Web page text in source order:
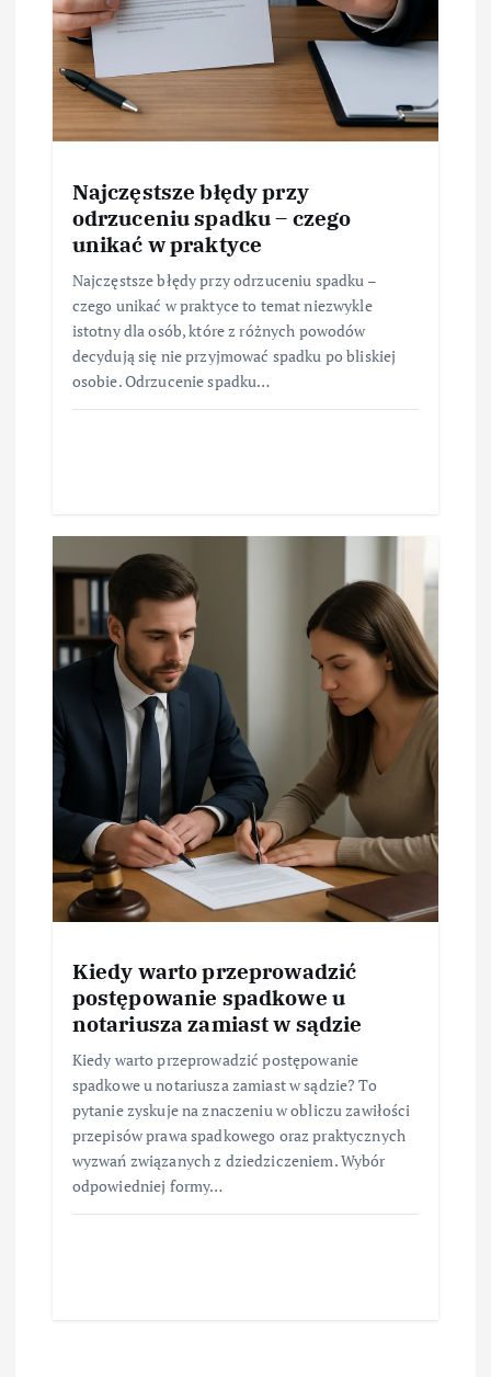
Najczęstsze błędy przy
odrzuceniu spadku – czego
unikać w praktyce
Najczęstsze błędy przy odrzuceniu spadku –
czego unikać w praktyce to temat niezwykle
istotny dla osób, które z różnych powodów
decydują się nie przyjmować spadku po bliskiej
osobie. Odrzucenie spadku…
Kiedy warto przeprowadzić
postępowanie spadkowe u
notariusza zamiast w sądzie
Kiedy warto przeprowadzić postępowanie
spadkowe u notariusza zamiast w sądzie? To
pytanie zyskuje na znaczeniu w obliczu zawiłości
przepisów prawa spadkowego oraz praktycznych
wyzwań związanych z dziedziczeniem. Wybór
odpowiedniej formy…